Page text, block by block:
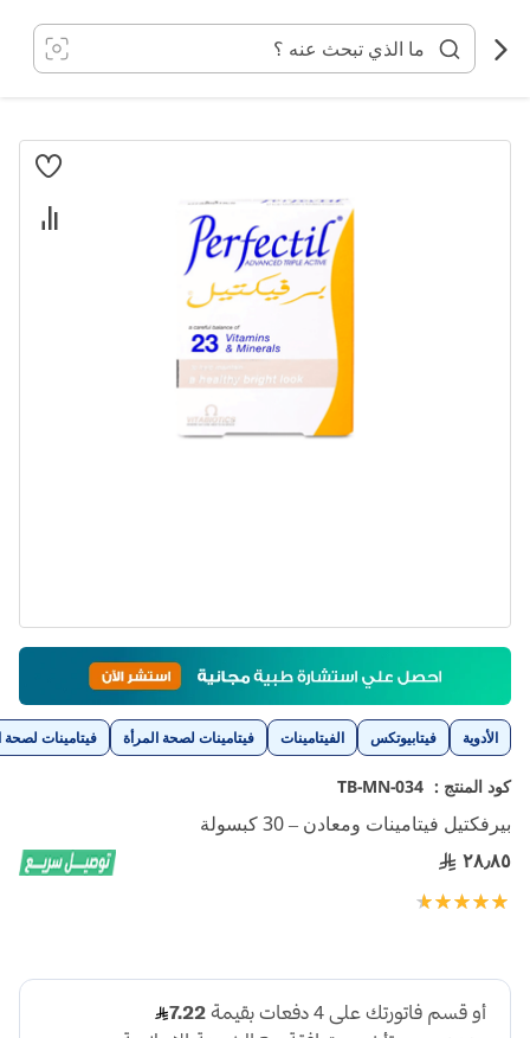
المحتوى
الأدوية فيتابيوتكس الفيتامينات فيتامينات لصحة المرأة فيتامينات
كود المنتج : TB-MN-034
بيرفكتيل فيتامينات ومعادن – 30 كبسولة
٢٨٫٨٥
تقييم:
انتقل
تخطي
بداية
معرض
الصور